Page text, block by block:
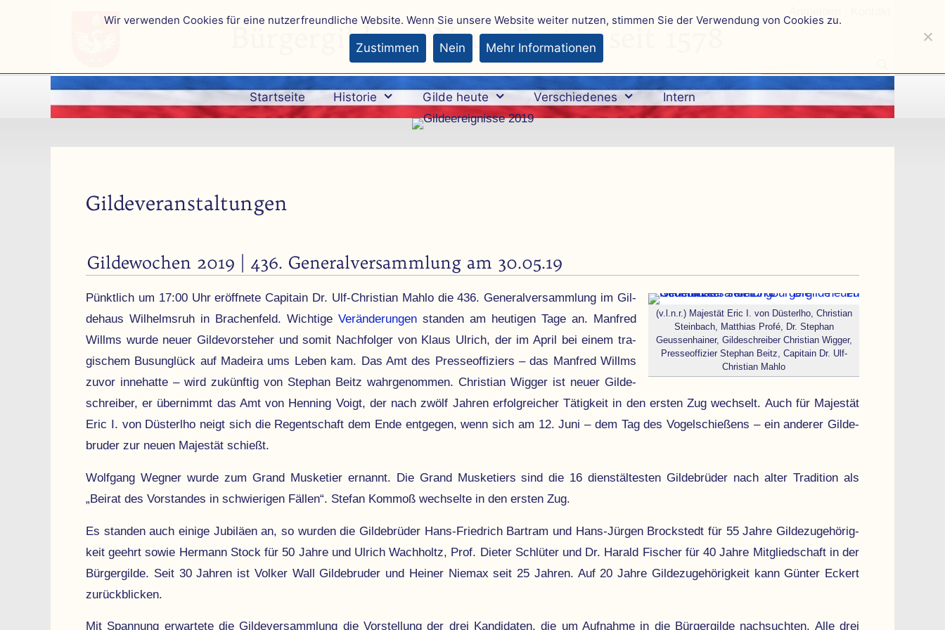
Bürgergilde zu Neumünster seit 1578
Startseite Historie Gilde heute Verschiedenes Intern
Gilde­veranstaltungen
Gildewochen 2019 | 436. General­versammlung am 30.05.19
(v.l.n.r.) Majestät Eric I. von Düsterlho, Christian
Steinbach, Matthias Profé, Dr. Stephan
Geussenhainer, Gildeschreiber Christian Wigger,
Presseoffizier Stephan Beitz, Capitain Dr. Ulf-
Christian Mahlo
Pünktlich um 17:00 Uhr eröff­nete Capitain Dr. Ulf-Christian Mahlo die 436. Gene­ral­ver­samm­lung im Gil­
de­haus Wilhelmsruh in Brachen­feld. Wich­tige Ver­än­derun­gen stan­den am heu­tigen Tage an. Manfred
Willms wur­de neu­er Gil­de­vor­ste­her und so­mit Nach­fol­ger von Klaus Ulrich, der im April bei ei­nem tra­
gischem Bus­un­glück auf Madeira ums Le­ben kam. Das Amt des Presse­offiziers – das Manfred Willms
zuvor inne­hatte – wird zukünftig von Stephan Beitz wahr­genom­men. Christian Wigger ist neuer Gilde­
schreiber, er über­nimmt das Amt von Henning Voigt, der nach zwölf Jahren erfolg­reicher Tätig­keit in den ersten Zug wechselt. Auch für Majestät
Eric I. von Düsterlho neigt sich die Regentschaft dem Ende entgegen, wenn sich am 12. Juni – dem Tag des Vogel­schießens – ein anderer Gilde­
bruder zur neuen Majestät schießt.
Wolfgang Wegner wurde zum Grand Musketier ernannt. Die Grand Musketiers sind die 16 dienst­ältesten Gilde­brüder nach alter Tradi­tion als
„Beirat des Vorstandes in schwierigen Fällen“. Stefan Kommoß wechselte in den ersten Zug.
Es standen auch einige Jubiläen an, so wurden die Gilde­brüder Hans-Friedrich Bartram und Hans-Jürgen Brockstedt für 55 Jahre Gilde­zugehörig­
keit geehrt sowie Hermann Stock für 50 Jahre und Ulrich Wachholtz, Prof. Dieter Schlüter und Dr. Harald Fischer für 40 Jahre Mitgliedschaft in der
Bürger­gilde. Seit 30 Jahren ist Volker Wall Gilde­bruder und Heiner Niemax seit 25 Jahren. Auf 20 Jahre Gilde­zuge­hörig­keit kann Günter Eckert
zurück­blicken.
Mit Spannung erwartete die Gilde­versamm­lung die Vor­stel­lung der drei Kandidaten, die um Auf­nahme in die Bürger­gilde nachsuchten. Alle drei
Wir verwenden Cookies für eine nutzerfreundliche Website. Wenn Sie unsere Website weiter nutzen, stimmen Sie der Verwendung von Cookies zu.
Zustimmen Nein Mehr Informationen